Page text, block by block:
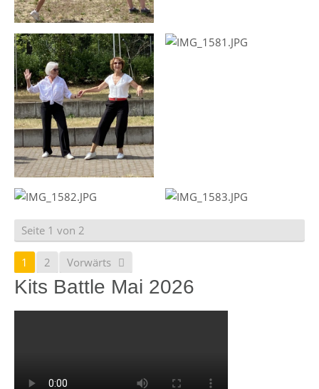
Seite 1 von 2
1 2 Vorwärts
Kits Battle Mai 2026